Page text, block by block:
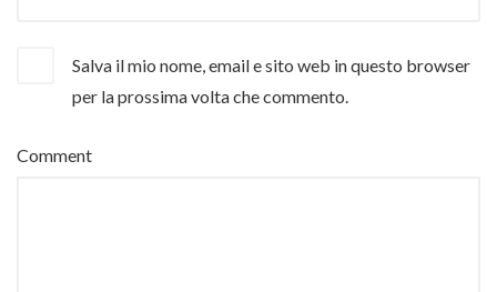
Salva il mio nome, email e sito web in questo browser
per la prossima volta che commento.
Comment